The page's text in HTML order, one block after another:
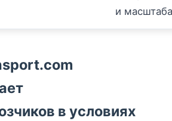
и
в условиях